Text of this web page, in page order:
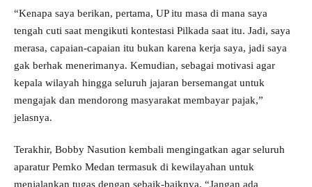
“Kenapa saya berikan, pertama, UP itu masa di mana saya
tengah cuti saat mengikuti kontestasi Pilkada saat itu. Jadi, saya
merasa, capaian-capaian itu bukan karena kerja saya, jadi saya
gak berhak menerimanya. Kemudian, sebagai motivasi agar
kepala wilayah hingga seluruh jajaran bersemangat untuk
mengajak dan mendorong masyarakat membayar pajak,”
jelasnya.
Terakhir, Bobby Nasution kembali mengingatkan agar seluruh
aparatur Pemko Medan termasuk di kewilayahan untuk
menjalankan tugas dengan sebaik-baiknya. “Jangan ada